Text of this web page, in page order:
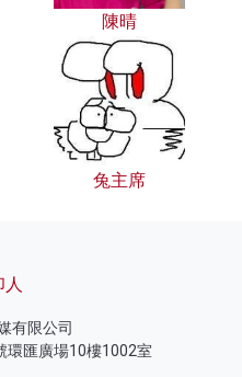
陳晴
兔主席
人
有限公司
環匯廣場10樓1002室